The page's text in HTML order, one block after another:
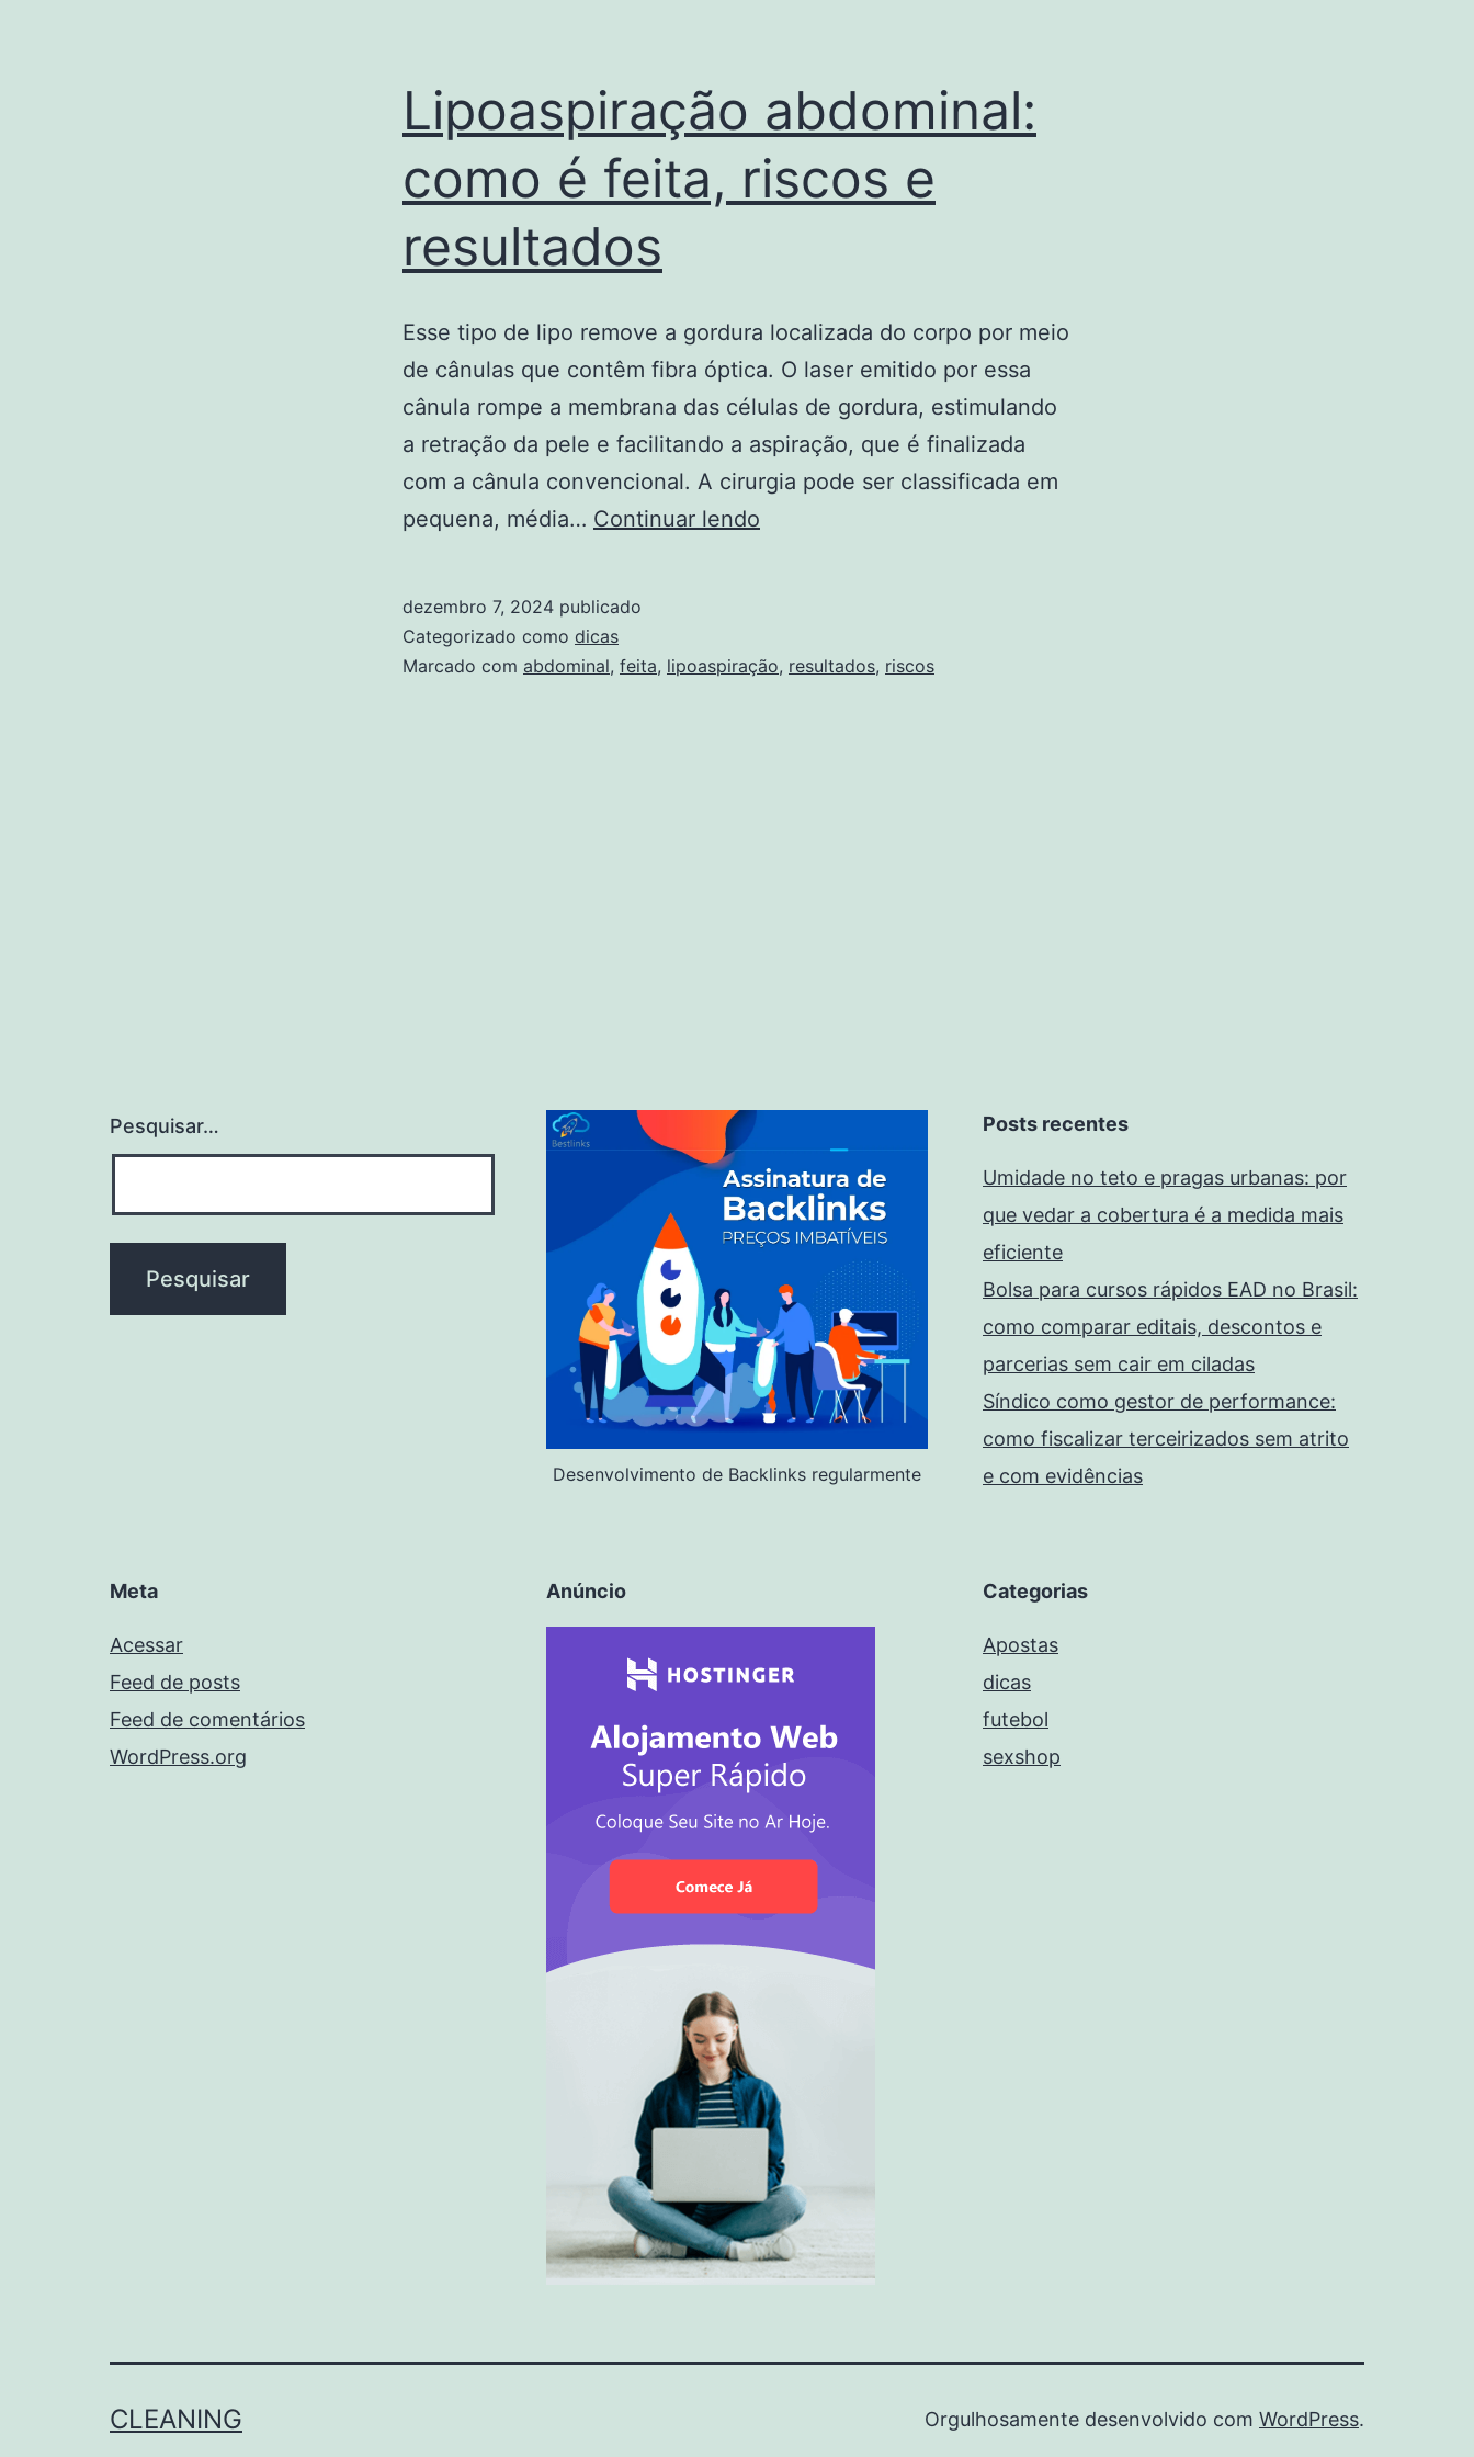
Lipoaspiração abdominal:
como é feita, riscos e
resultados
Esse tipo de lipo remove a gordura localizada do corpo por meio
de cânulas que contêm fibra óptica. O laser emitido por essa
cânula rompe a membrana das células de gordura, estimulando
a retração da pele e facilitando a aspiração, que é finalizada
com a cânula convencional. A cirurgia pode ser classificada em
pequena, média… Continuar lendo
feita,
dezembro 7, 2024 publicado
Categorizado como dicas
Marcado com abdominal, feita, lipoaspiração, resultados, riscos
Pesquisar…
Desenvolvimento de Backlinks regularmente
Posts recentes
Umidade no teto e pragas urbanas: por
que vedar a cobertura é a medida mais
eficiente
Bolsa para cursos rápidos EAD no Brasil:
como comparar editais, descontos e
parcerias sem cair em ciladas
Síndico como gestor de performance:
como fiscalizar terceirizados sem atrito
e com evidências
Meta
Acessar
Feed de posts
Feed de comentários
WordPress.org
Anúncio Categorias
Apostas
dicas
futebol
sexshop
CLEANING Orgulhosamente desenvolvido com WordPress.